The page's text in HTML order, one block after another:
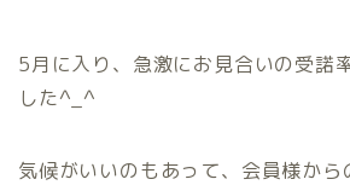
5月に入り、急激にお見合いの受諾
した^_^
気候がいいのもあって、会員様から